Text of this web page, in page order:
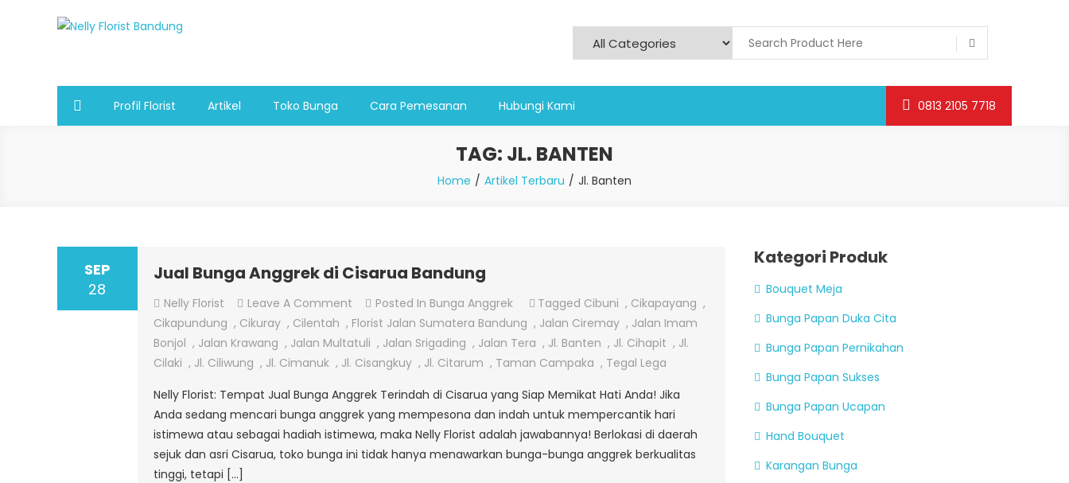
Profil Florist Artikel Toko Bunga Cara Pemesanan Hubungi Kami 0813 2105 7718
TAG: JL. BANTEN
Home Artikel Terbaru Jl. Banten
SEP
28
Jual Bunga Anggrek di Cisarua Bandung
Nelly Florist Leave A CommentOn
Jual
Bunga
Anggrek
Cisarua
Bandung
Posted In Bunga Anggrek Tagged Cibuni , Cikapayang ,
Cikapundung , Cikuray , Cilentah , Florist Jalan Sumatera Bandung , Jalan Ciremay , Jalan Imam
Bonjol , Jalan Krawang , Jalan Multatuli , Jalan Srigading , Jalan Tera , Jl. Banten , Jl. Cihapit , Jl.
Cilaki , Jl. Ciliwung , Jl. Cimanuk , Jl. Cisangkuy , Jl. Citarum , Taman Campaka , Tegal Lega
Nelly Florist: Tempat Jual Bunga Anggrek Terindah di Cisarua yang Siap Memikat Hati Anda! Jika
Anda sedang mencari bunga anggrek yang mempesona dan indah untuk mempercantik hari
istimewa atau sebagai hadiah istimewa, maka Nelly Florist adalah jawabannya! Berlokasi di daerah
sejuk dan asri Cisarua, toko bunga ini tidak hanya menawarkan bunga-bunga anggrek berkualitas
tinggi, tetapi […]
Kategori Produk
Bouquet Meja
Bunga Papan Duka Cita
Bunga Papan Pernikahan
Bunga Papan Sukses
Bunga Papan Ucapan
Hand Bouquet
Karangan Bunga